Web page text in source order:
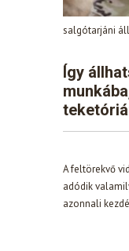
salgótarjáni
Így
A feltörekvő
adódik
azonnali